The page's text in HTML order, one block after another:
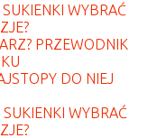
WYBRAĆ
PRZEWODNIK
DO NIEJ
WYBRAĆ